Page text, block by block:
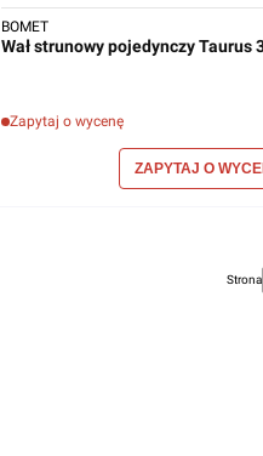
Wał strunowy pojedynczy Taurus
Zapytaj o wycenę
BOMET
Strona